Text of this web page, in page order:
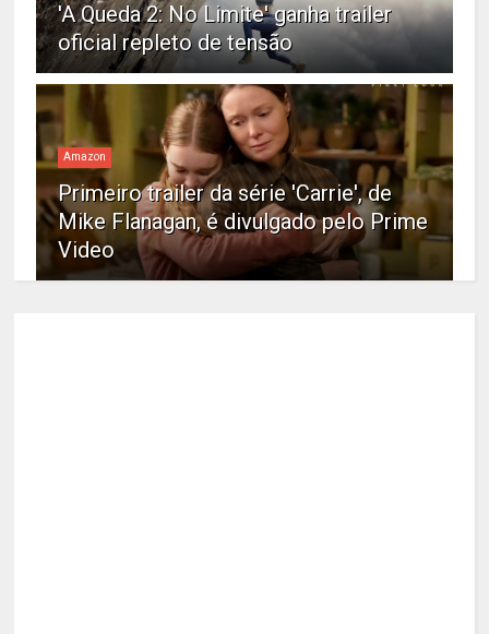
'A Queda 2: No Limite' ganha trailer
oficial repleto de tensão
Amazon
Primeiro trailer da série 'Carrie', de
Mike Flanagan, é divulgado pelo Prime
Video